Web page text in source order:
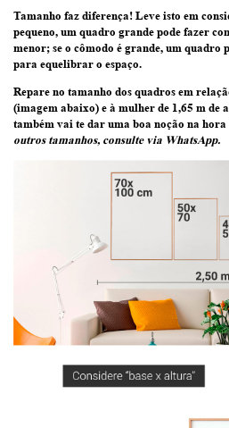
Tamanho faz diferença! Leve isto em
pequeno, um quadro grande pode fazer
menor; se o cômodo é grande, um quadro
para equelibrar o espaço.
Repare no tamanho dos quadros em
(imagem abaixo) e à mulher de 1,65 m de
também vai te dar uma boa noção na hora
outros tamanhos, consulte via WhatsApp.